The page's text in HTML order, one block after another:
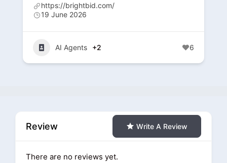
https://brightbid.com/
19 June 2026
AI Agents +2 6
Review Write A Review
There are no reviews yet.